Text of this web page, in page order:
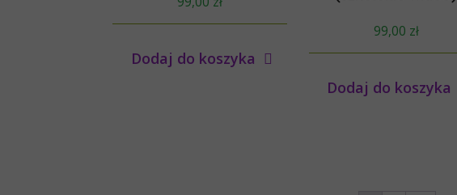
Dodaj do koszyka
99,00 zł
Dodaj do koszyka